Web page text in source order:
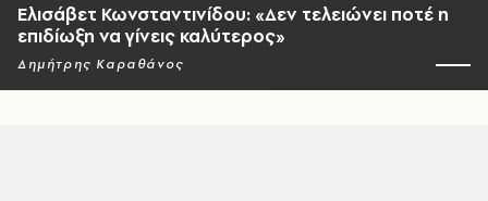
Ελισάβετ Κωνσταντινίδου: «Δεν τελειώνει ποτέ η
επιδίωξη να γίνεις καλύτερος»
Δημήτρης Καραθάνος